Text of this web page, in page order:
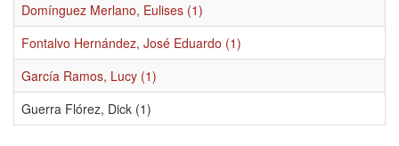
Domínguez Merlano, Eulises (1)
Fontalvo Hernández, José Eduardo (1)
García Ramos, Lucy (1)
Guerra Flórez, Dick (1)